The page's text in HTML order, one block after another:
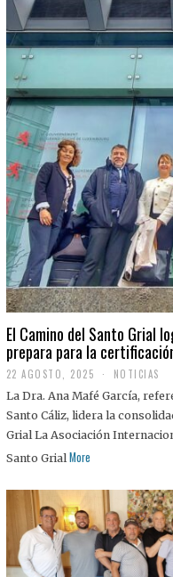
El Camino del Santo Grial
prepara para la
22 AGOSTO, 2025
2
A
G
O
S
2
5
NOTICIAS
La Dra. Ana Mafé García,
Santo Cáliz, lidera la
Grial La Asociación
Santo Grial More